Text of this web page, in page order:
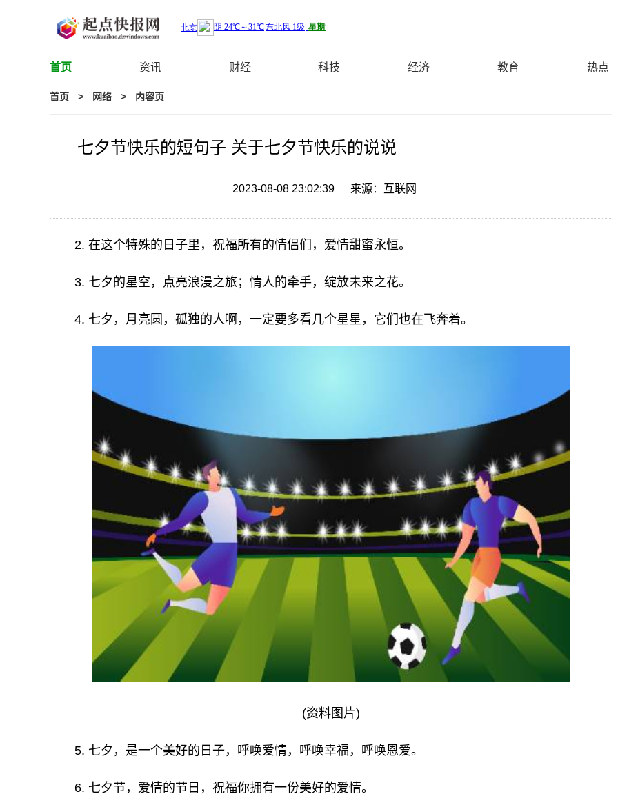
首页 资讯 财经 科技 经济 教育 热点
首页 > 网络 > 内容页
七夕节快乐的短句子 关于七夕节快乐的说说
2023-08-08 23:02:39 来源：互联网
2. 在这个特殊的日子里，祝福所有的情侣们，爱情甜蜜永恒。
3. 七夕的星空，点亮浪漫之旅；情人的牵手，绽放未来之花。
4. 七夕，月亮圆，孤独的人啊，一定要多看几个星星，它们也在飞奔着。
(资料图片)
5. 七夕，是一个美好的日子，呼唤爱情，呼唤幸福，呼唤恩爱。
6. 七夕节，爱情的节日，祝福你拥有一份美好的爱情。